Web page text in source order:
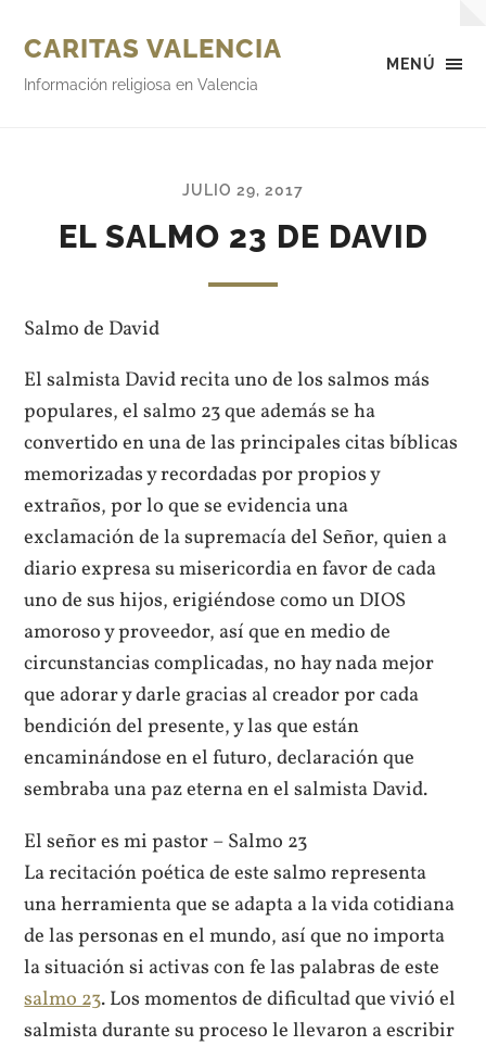
MENÚ
CARITAS VALENCIA
Información religiosa en Valencia
JULIO 29, 2017
EL SALMO 23 DE DAVID
Salmo de David
El salmista David recita uno de los salmos más
populares, el salmo 23 que además se ha
convertido en una de las principales citas bíblicas
memorizadas y recordadas por propios y
extraños, por lo que se evidencia una
exclamación de la supremacía del Señor, quien a
diario expresa su misericordia en favor de cada
uno de sus hijos, erigiéndose como un DIOS
amoroso y proveedor, así que en medio de
circunstancias complicadas, no hay nada mejor
que adorar y darle gracias al creador por cada
bendición del presente, y las que están
encaminándose en el futuro, declaración que
sembraba una paz eterna en el salmista David.
El señor es mi pastor – Salmo 23
La recitación poética de este salmo representa
una herramienta que se adapta a la vida cotidiana
de las personas en el mundo, así que no importa
la situación si activas con fe las palabras de este
salmo 23. Los momentos de dificultad que vivió el
salmista durante su proceso le llevaron a escribir